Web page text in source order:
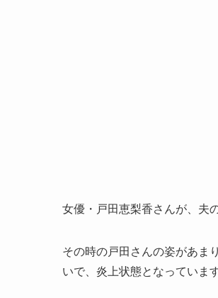
女優・戸田恵梨香さんが、夫
その時の戸田さんの姿があま
いで、炎上状態となっています